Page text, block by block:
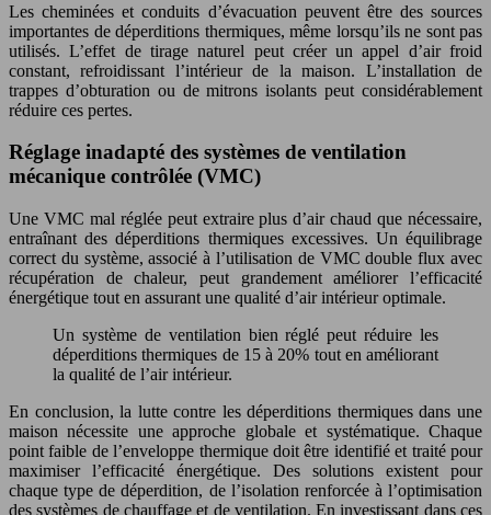
Les cheminées et conduits d’évacuation peuvent être des sources
importantes de déperditions thermiques, même lorsqu’ils ne sont pas
utilisés. L’effet de tirage naturel peut créer un appel d’air froid
constant, refroidissant l’intérieur de la maison. L’installation de
trappes d’obturation ou de mitrons isolants peut considérablement
réduire ces pertes.
Réglage inadapté des systèmes de ventilation
mécanique contrôlée (VMC)
Une VMC mal réglée peut extraire plus d’air chaud que nécessaire,
entraînant des déperditions thermiques excessives. Un équilibrage
correct du système, associé à l’utilisation de VMC double flux avec
récupération de chaleur, peut grandement améliorer l’efficacité
énergétique tout en assurant une qualité d’air intérieur optimale.
Un système de ventilation bien réglé peut réduire les
déperditions thermiques de 15 à 20% tout en améliorant
la qualité de l’air intérieur.
En conclusion, la lutte contre les déperditions thermiques dans une
maison nécessite une approche globale et systématique. Chaque
point faible de l’enveloppe thermique doit être identifié et traité pour
maximiser l’efficacité énergétique. Des solutions existent pour
chaque type de déperdition, de l’isolation renforcée à l’optimisation
des systèmes de chauffage et de ventilation. En investissant dans ces